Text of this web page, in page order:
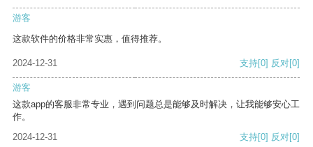
游客
这款软件的价格非常实惠，值得推荐。
2024-12-31 支持[0] 反对[0]
游客
这款app的客服非常专业，遇到问题总是能够及时解决，让我能够安心工
作。
2024-12-31
支持[0] 反对[0]